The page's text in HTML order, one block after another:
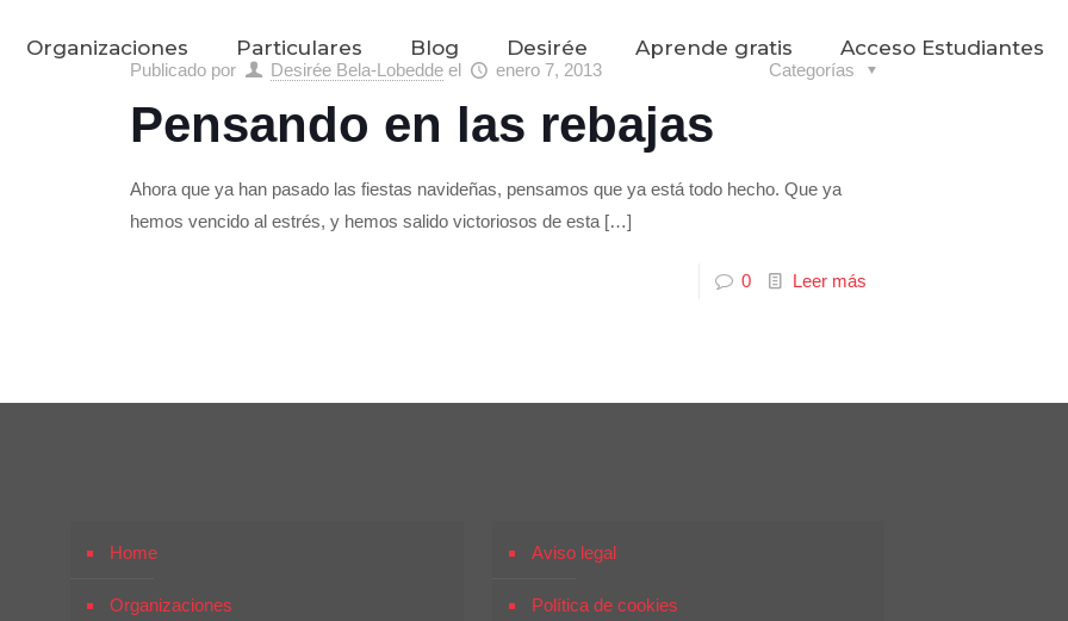
Organizaciones Particulares Blog Desirée Aprende gratis Acceso Estudiantes
Publicado por Desirée Bela-Lobedde el enero 7, 2013 Categorías
Pensando en las rebajas
Ahora que ya han pasado las fiestas navideñas, pensamos que ya está todo hecho. Que ya
hemos vencido al estrés, y hemos salido victoriosos de esta […]
0 Leer más
Home
Organizaciones
Aviso legal
Política de cookies